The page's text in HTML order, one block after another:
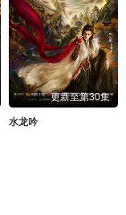
更新至第30集
水龙吟